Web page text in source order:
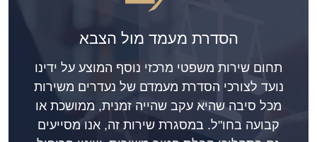
הסדרת מעמד מול הצבא
תחום שירות משפטי מרכזי נוסף המוצע על ידינו
נועד לצורכי הסדרת מעמדם של נעדרים משירות
מכל סיבה שהיא עקב שהייה זמנית, ממושכת או
קבועה בחו"ל. במסגרת שירות זה, אנו מסייעים